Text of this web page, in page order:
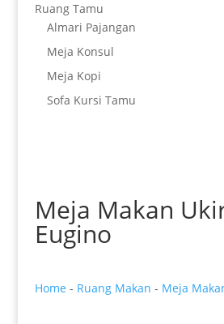
Ruang Tamu
Almari Pajangan
Meja Konsul
Meja Kopi
Sofa Kursi Tamu
Meja Makan
Eugino
Home - Ruang Makan - Meja